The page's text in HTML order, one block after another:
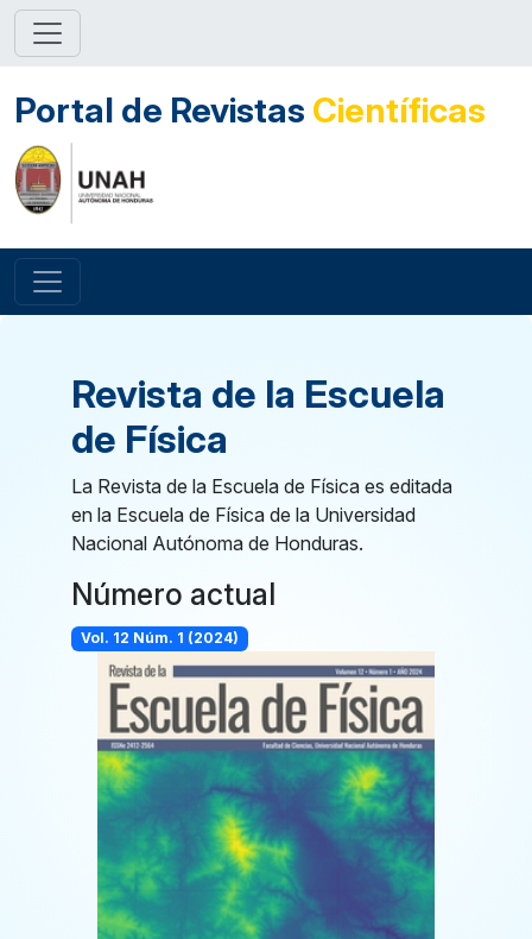
Portal de Revistas Científicas
Revista de la Escuela
de Física
La Revista de la Escuela de Física es editada
en la Escuela de Física de la Universidad
Nacional Autónoma de Honduras.
Número actual
Vol. 12 Núm. 1 (2024)